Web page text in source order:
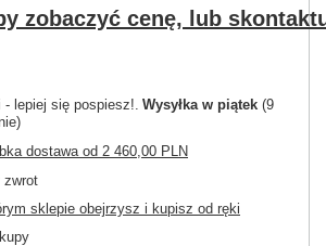
zobaczyć cenę, lub
lepiej się pospiesz! Wysyłka w piątek (9
dostawa od 2 460,00 PLN
zwrot
sklepie obejrzysz i kupisz od ręki